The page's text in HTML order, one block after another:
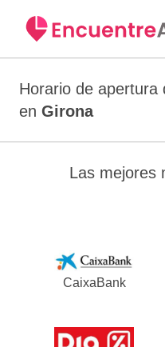
Horario de apertura
en Girona
Las mejores
CaixaBank